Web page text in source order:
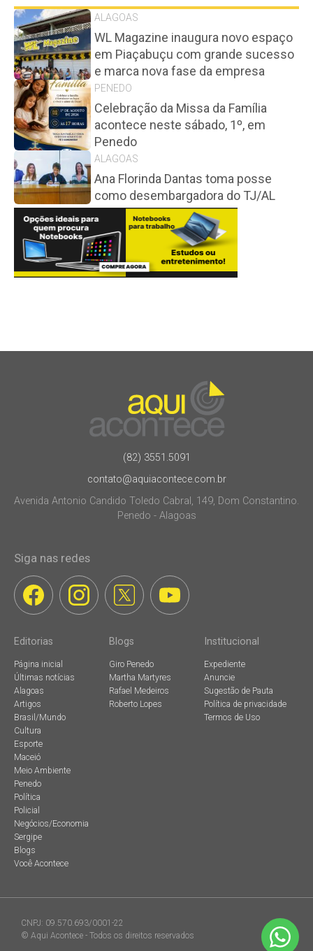
ALAGOAS
WL Magazine inaugura novo espaço
em Piaçabuçu com grande sucesso
e marca nova fase da empresa
PENEDO
Celebração da Missa da Família
acontece neste sábado, 1º, em
Penedo
ALAGOAS
Ana Florinda Dantas toma posse
como desembargadora do TJ/AL
(82) 3551.5091
contato@aquiacontece.com.br
Avenida Antonio Candido Toledo Cabral, 149, Dom Constantino.
Penedo - Alagoas
Siga nas redes
Editorias
Página inicial
Últimas notícias
Alagoas
Artigos
Brasil/Mundo
Cultura
Esporte
Maceió
Meio Ambiente
Penedo
Política
Policial
Negócios/Economia
Sergipe
Blogs
Você Acontece
Blogs
Giro Penedo
Martha Martyres
Rafael Medeiros
Roberto Lopes
Institucional
Expediente
Anuncie
Sugestão de Pauta
Política de privacidade
Termos de Uso
CNPJ: 09.570.693/0001-22
© Aqui Acontece - Todos os direitos reservados